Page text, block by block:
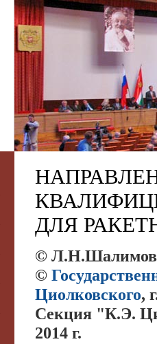
ДЛЯ
©
©
Циолковского,
Секция "К.Э.
2014 г.